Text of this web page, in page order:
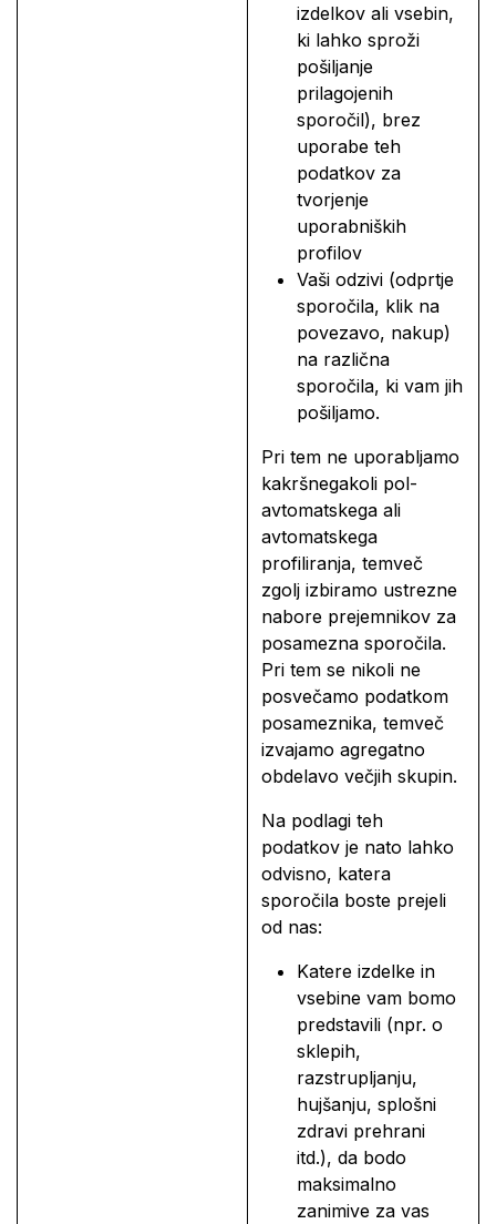
izdelkov ali vsebin,
ki lahko sproži
pošiljanje
prilagojenih
sporočil), brez
uporabe teh
podatkov za
tvorjenje
uporabniških
profilov
Vaši odzivi (odprtje
sporočila, klik na
povezavo, nakup)
na različna
sporočila, ki vam jih
pošiljamo.
Pri tem ne uporabljamo
kakršnegakoli pol-
avtomatskega ali
avtomatskega
profiliranja, temveč
zgolj izbiramo ustrezne
nabore prejemnikov za
posamezna sporočila.
Pri tem se nikoli ne
posvečamo podatkom
posameznika, temveč
izvajamo agregatno
obdelavo večjih skupin.
Na podlagi teh
podatkov je nato lahko
odvisno, katera
sporočila boste prejeli
od nas:
Katere izdelke in
vsebine vam bomo
predstavili (npr. o
sklepih,
razstrupljanju,
hujšanju, splošni
zdravi prehrani
itd.), da bodo
maksimalno
zanimive za vas